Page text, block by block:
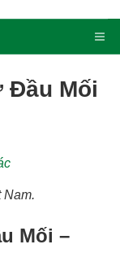
Đầu Mối
Nam.
Mối –